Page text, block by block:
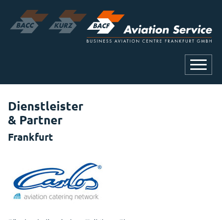
Dienstleister
& Partner
Frankfurt